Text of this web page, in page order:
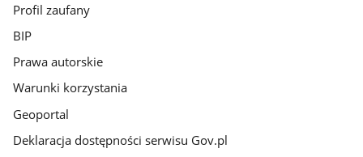
Profil zaufany
BIP
Prawa autorskie
Warunki korzystania
Geoportal
Deklaracja dostępności serwisu Gov.pl